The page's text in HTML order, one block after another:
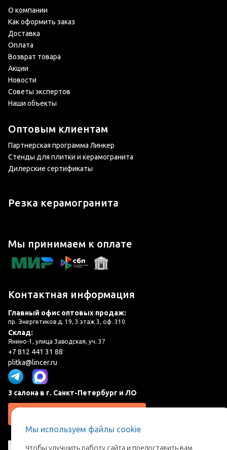
О компании
Как оформить заказ
Доставка
Оплата
Возврат товара
Акции
Новости
Советы экспертов
Наши объекты
Оптовым клиентам
Партнерская программа Линкер
Стенды для плитки и керамогранита
Дилерские сертификаты
Резка керамогранита
Мы принимаем к оплате
Контактная информация
Главный офис оптовых продаж:
пр. Энергетиков д. 19, 3 этаж 3, оф. 310
Склад:
Янино-1, улица Заводская, уч. 37
+7 812 441 31 88
plitka@lincer.ru
3 салона в г. Санкт-Петербург и ЛО
Мы используем файлы cookie
Чтобы улучшить работу сайта и предоставить вам